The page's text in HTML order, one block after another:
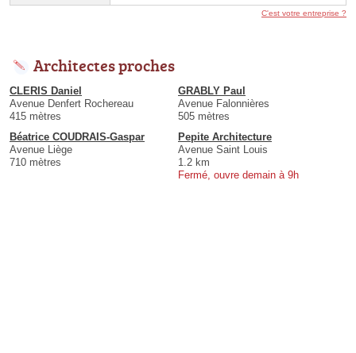
C'est votre entreprise ?
Architectes proches
CLERIS Daniel
Avenue Denfert Rochereau
415 mètres
GRABLY Paul
Avenue Falonnières
505 mètres
Béatrice COUDRAIS-Gaspar
Avenue Liège
710 mètres
Pepite Architecture
Avenue Saint Louis
1.2 km
Fermé, ouvre demain à 9h